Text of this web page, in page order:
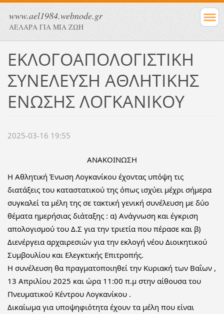
www.ael1984.webnode.gr
ΑΕΛΑΡΑ ΓΙΑ ΜΙΑ ΖΩΗ
ΕΚΛΟΓΟΑΠΟΛΟΓΙΣΤΙΚΗ
ΣΥΝΕΛΕΥΣΗ ΑΘΛΗΤΙΚΗΣ
ΕΝΩΣΗΣ ΛΟΓΚΑΝΙΚΟΥ
2025-03-16 19:55
ΑΝΑΚΟΙΝΩΣΗ
Η Αθλητική Ένωση Λογκανίκου έχοντας υπόψη τις
διατάξεις του καταστατικού της όπως ισχύει μέχρι σήμερα
συγκαλεί τα μέλη της σε τακτική γενική συνέλευση με δύο
θέματα ημερήσιας διάταξης : α) Ανάγνωση και έγκριση
απολογισμού του Δ.Σ για την τριετία που πέρασε και β)
Διενέργεια αρχαιρεσιών για την εκλογή νέου Διοικητικού
Συμβουλίου και Ελεγκτικής Επιτροπής.
Η συνέλευση θα πραγματοποιηθεί την Κυριακή των Βαΐων ,
13 Απριλίου 2025 και ώρα 11:00 π.μ στην αίθουσα του
Πνευματικού Κέντρου Λογκανίκου .
Δικαίωμα για υποψηφιότητα έχουν τα μέλη που είναι